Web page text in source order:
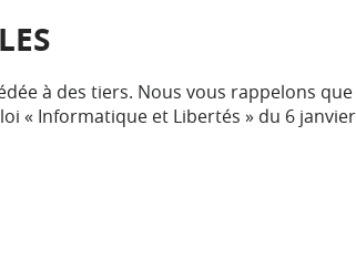
à des tiers. Nous vous rappelons
« Informatique et Libertés » du 6